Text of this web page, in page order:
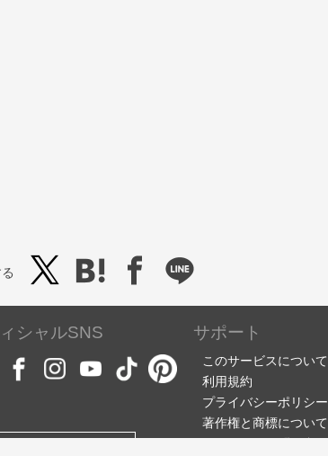
シャルSNS サポート
このサービスについて
利用規約
プライバシーポリシー
著作権と商標について